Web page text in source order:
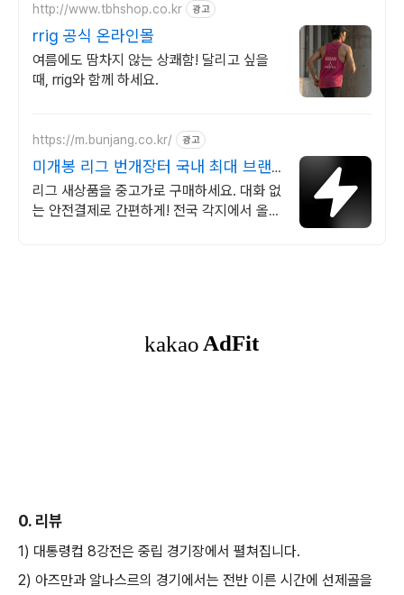
http://www.tbhshop.co.kr 광고
rrig 공식 온라인몰
여름에도 땀차지 않는 상쾌함! 달리고 싶을
때, rrig와 함께 하세요.
https://m.bunjang.co.kr/ 광고
미개봉 리그 번개장터 국내 최대 브랜
드 중고거래
리그 새상품을 중고가로 구매하세요. 대화 없
는 안전결제로 간편하게! 전국 각지에서 올라
0. 리뷰
1) 대통령컵 8강전은 중립 경기장에서 펼쳐집니다.
2) 아즈만과 알나스르의 경기에서는 전반 이른 시간에 선제골을